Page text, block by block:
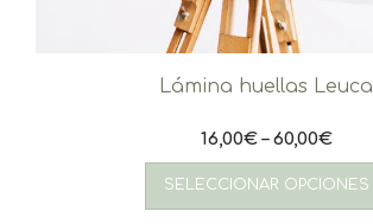
Lámina huellas Leuca
16,00€–60,00€
SELECCIONAR OPCIONES